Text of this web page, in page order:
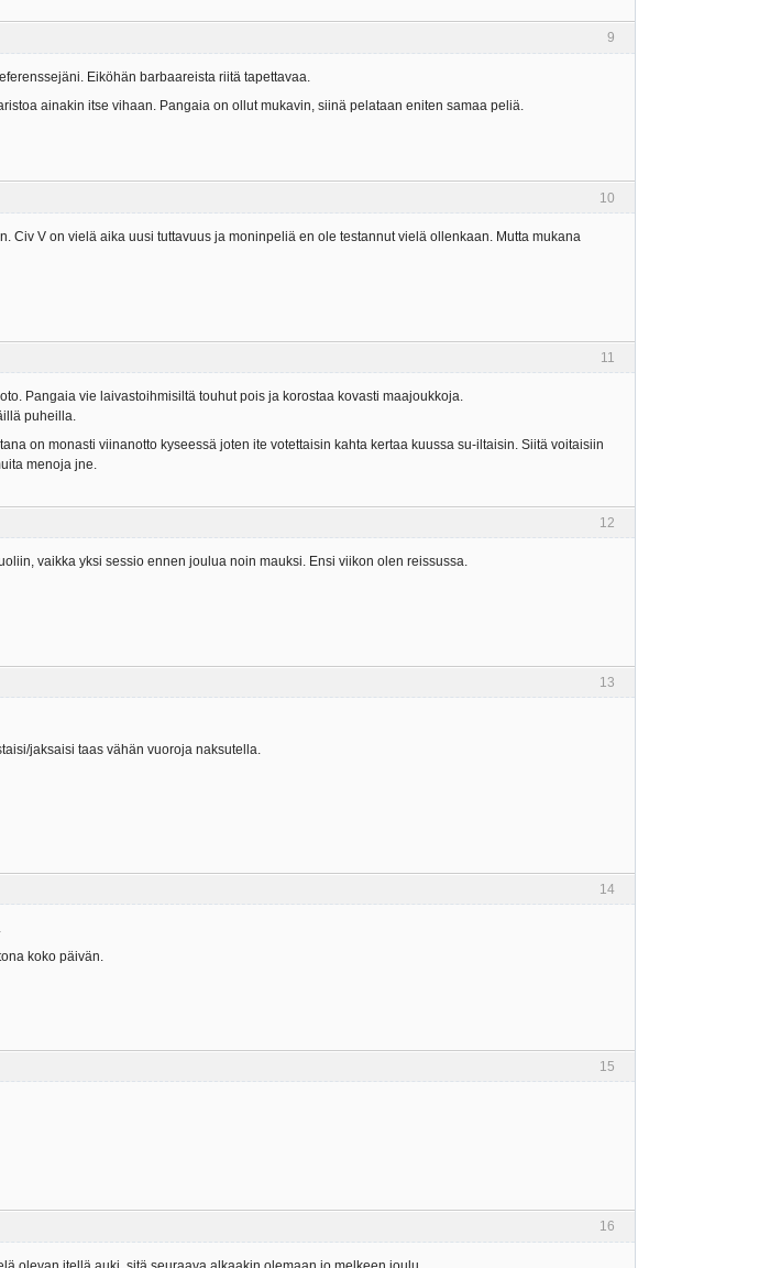
9
Eiköhän barbaareista riitä tapettavaa.
ainakin itse vihaan. Pangaia on ollut mukavin, siinä pelataan eniten samaa peliä.
10
Civ V on vielä aika uusi tuttavuus ja moninpeliä en ole testannut vielä ollenkaan. Mutta mukana
11
Pangaia vie laivastoihmisiltä touhut pois ja korostaa kovasti maajoukkoja.
puheilla.
on monasti viinanotto kyseessä joten ite votettaisin kahta kertaa kuussa su-iltaisin. Siitä voitaisiin
menoja jne.
12
vaikka yksi sessio ennen joulua noin mauksi. Ensi viikon olen reissussa.
13
jaksaisi taas vähän vuoroja naksutella.
14
koko päivän.
15
16